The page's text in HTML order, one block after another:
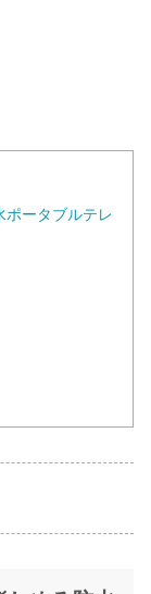
ポータブルテレ